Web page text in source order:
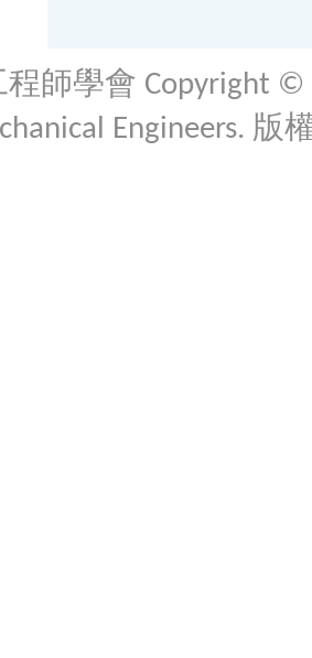
師學會 Copyright ©
Engineers. 版